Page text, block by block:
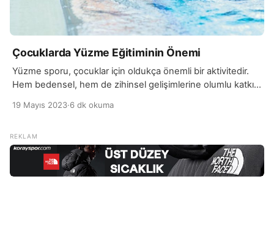
Çocuklarda Yüzme Eğitiminin Önemi
Yüzme sporu, çocuklar için oldukça önemli bir aktivitedir.
Hem bedensel, hem de zihinsel gelişimlerine olumlu katkı
fiziksel gelişimini desteklemesidir. Yüzme sırasında tüm
gelişimini destekleyerek daha güçlü ve sağlıklı bir vücut
yapısına sahip olmalarını sağlar. Aynı zamanda yüzme
sporu, çocukların […]
19 Mayıs 2023·6 dk okuma